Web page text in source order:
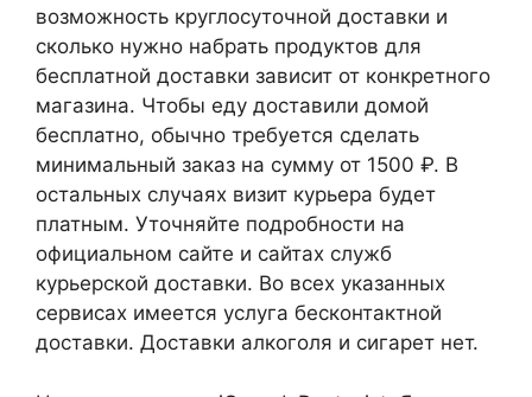
возможность круглосуточной доставки и
сколько нужно набрать продуктов для
бесплатной доставки зависит от конкретного
магазина. Чтобы еду доставили домой
бесплатно, обычно требуется сделать
минимальный заказ на сумму от 1500 ₽. В
остальных случаях визит курьера будет
платным. Уточняйте подробности на
официальном сайте и сайтах служб
курьерской доставки. Во всех указанных
сервисах имеется услуга бесконтактной
доставки. Доставки алкоголя и сигарет нет.